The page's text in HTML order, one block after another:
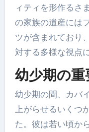
ィティを形作るさ
の家族の遺産には
ツが含まれており
対する多様な視点
幼少期の
幼少期の間、カバ
上がらせるいくつ
た。彼は若い頃か